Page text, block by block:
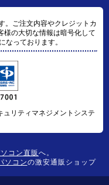
。ご注文内容やクレジットカ
様の大切な情報は暗号化して
なっております。
リティマネジメントシステ
コン直販へ。
ソコンの激安通販ショップ